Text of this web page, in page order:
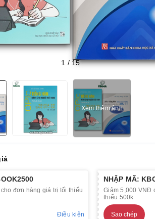
1 / 15
Xem thêm ảnh
đơn hàng giá trị tối thiểu
Điều kiện
NHẬP MÃ:
Giảm 5,000 VNĐ
thiểu 500k
Sao chép